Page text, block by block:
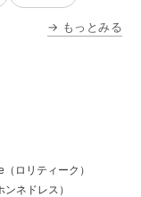
→ もっとみる
ロリティーク）
ネドレス）